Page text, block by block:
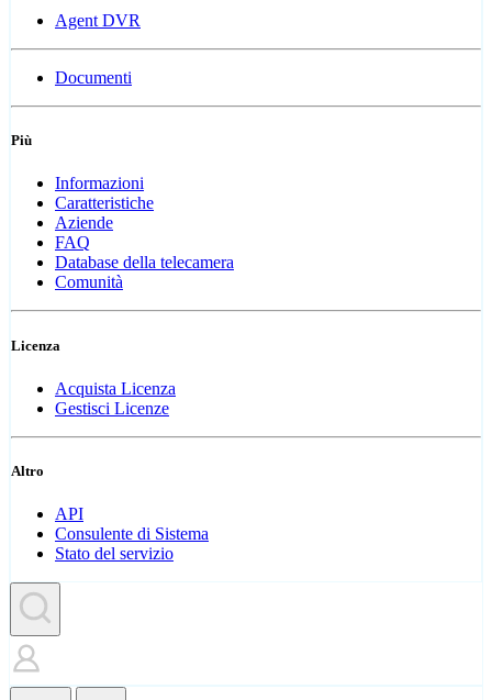
Agent DVR
Documenti
Più
Informazioni
Caratteristiche
Aziende
FAQ
Database della telecamera
Comunità
Licenza
Acquista Licenza
Gestisci Licenze
Altro
API
Consulente di Sistema
Stato del servizio